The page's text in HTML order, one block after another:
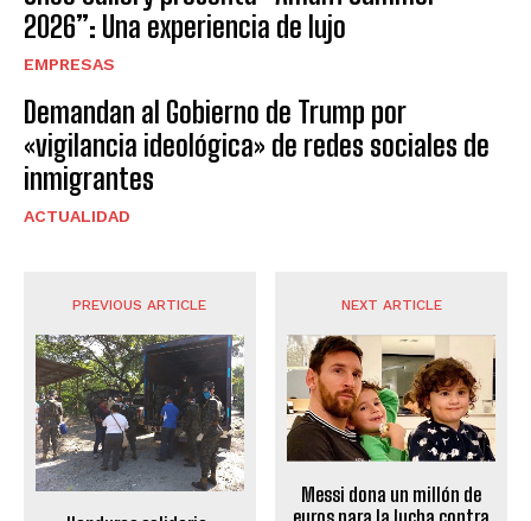
2026”: Una experiencia de lujo
EMPRESAS
Demandan al Gobierno de Trump por
«vigilancia ideológica» de redes sociales de
inmigrantes
ACTUALIDAD
PREVIOUS ARTICLE NEXT ARTICLE
Messi dona un millón de